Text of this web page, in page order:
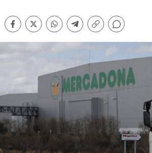
Facebook
TwitterWhatsappTelegram
Copiar
Comentarios